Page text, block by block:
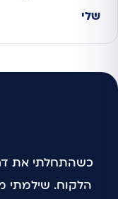
שלי
כשהתחלתי את
הלקוח. שילמתי